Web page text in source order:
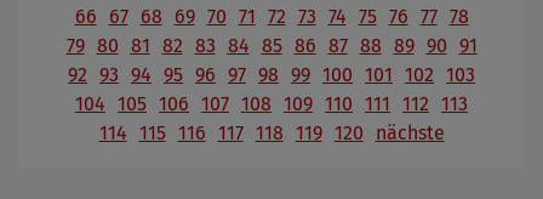
66
67 68 69 70 71 72 73 74 75 76 77 78
79 80 81 82 83 84 85 86 87 88 89 90 91
92 93 94 95 96 97 98 99 100 101 102 103
104 105 106 107 108 109 110 111 112 113
114 115 116 117 118 119 120 nächste